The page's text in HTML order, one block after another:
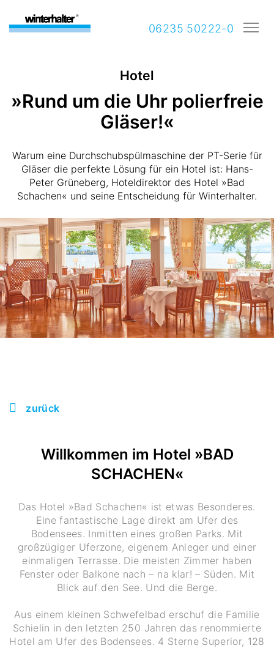
06235 50222-0
Hotel
»Rund um die Uhr polierfreie
Gläser!«
Warum eine Durchschubspülmaschine der PT-Serie für
Gläser die perfekte Lösung für ein Hotel ist: Hans-
Peter Grüneberg, Hoteldirektor des Hotel »Bad
Schachen« und seine Entscheidung für Winterhalter.
zurück
Willkommen im Hotel »BAD
SCHACHEN«
Das Hotel »Bad Schachen« ist etwas Besonderes.
Eine fantastische Lage direkt am Ufer des
Bodensees. Inmitten eines großen Parks. Mit
großzügiger Uferzone, eigenem Anleger und einer
einmaligen Terrasse. Die meisten Zimmer haben
Fenster oder Balkone nach – na klar! – Süden. Mit
Blick auf den See. Und die Berge.
Aus einem kleinen Schwefelbad erschuf die Familie
Schielin in den letzten 250 Jahren das renommierte
Hotel am Ufer des Bodensees. 4 Sterne Superior, 128